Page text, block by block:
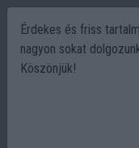
Érdekes és friss
nagyon sokat
Köszönjük!